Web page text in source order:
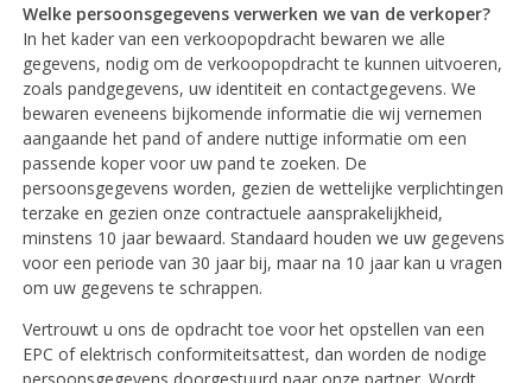
Welke persoonsgegevens verwerken we van de verkoper?
In het kader van een verkoopopdracht bewaren we alle
gegevens, nodig om de verkoopopdracht te kunnen uitvoeren,
zoals pandgegevens, uw identiteit en contactgegevens. We
bewaren eveneens bijkomende informatie die wij vernemen
aangaande het pand of andere nuttige informatie om een
passende koper voor uw pand te zoeken. De
persoonsgegevens worden, gezien de wettelijke verplichtingen
terzake en gezien onze contractuele aansprakelijkheid,
minstens 10 jaar bewaard. Standaard houden we uw gegevens
voor een periode van 30 jaar bij, maar na 10 jaar kan u vragen
om uw gegevens te schrappen.
Vertrouwt u ons de opdracht toe voor het opstellen van een
EPC of elektrisch conformiteitsattest, dan worden de nodige